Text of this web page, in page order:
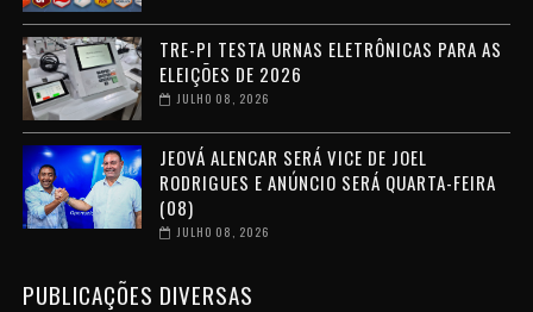
TRE-PI TESTA URNAS ELETRÔNICAS PARA AS
ELEIÇÕES DE 2026
JULHO 08, 2026
JEOVÁ ALENCAR SERÁ VICE DE JOEL
RODRIGUES E ANÚNCIO SERÁ QUARTA-FEIRA
(08)
JULHO 08, 2026
PUBLICAÇÕES DIVERSAS